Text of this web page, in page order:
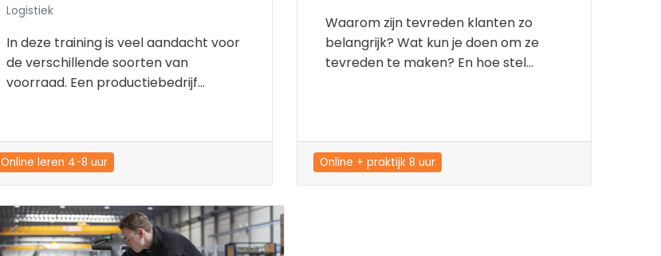
Logistiek
In deze training is veel aandacht voor
de verschillende soorten van
voorraad. Een productiebedrijf...
Online leren 4-8 uur
Waarom zijn tevreden klanten zo
belangrijk? Wat kun je doen om ze
tevreden te maken? En hoe stel...
Online + praktijk 8 uur